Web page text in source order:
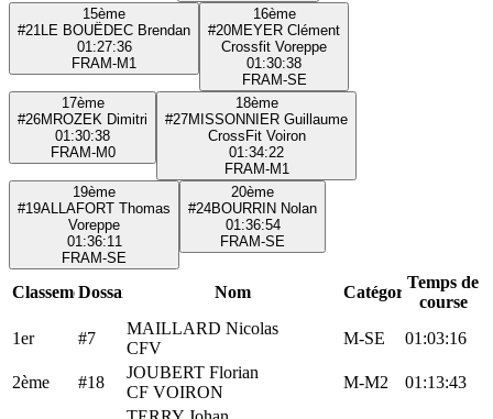
15ème
#21
LE BOUËDEC Brendan
01:27:36
FRAM-M1
16ème
#20MEYER Clément
Crossfit Voreppe
01:30:38
FRAM-SE
17ème
#26MROZEK Dimitri
01:30:38
FRAM-M0
18ème
#27MISSONNIER Guillaume
CrossFit Voiron
01:34:22
FRAM-M1
19ème
#19ALLAFORT Thomas
Voreppe
01:36:11
FRAM-SE
20ème
#24BOURRIN Nolan
01:36:54
FRAM-SE
ClassementDossard Nom Catégorie
Temps de
course
1er
#7
MAILLARD Nicolas
CFV
M-SE 01:03:16
2ème #18
JOUBERT Florian
CF VOIRON
M-M2 01:13:43